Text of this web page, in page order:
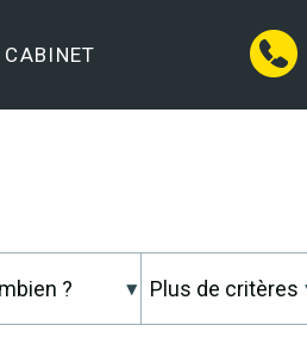
CABINET